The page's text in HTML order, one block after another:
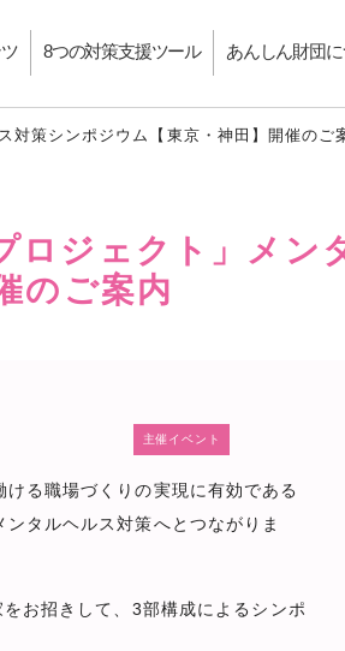
8つの対策支援ツール あんしん財団
対策シンポジウム【東京・神田】開催のご
ロジェクト」メン
のご案内
主催イベント
る職場づくりの実現に有効である
タルヘルス対策へとつながりま
お招きして、3部構成によるシンポ